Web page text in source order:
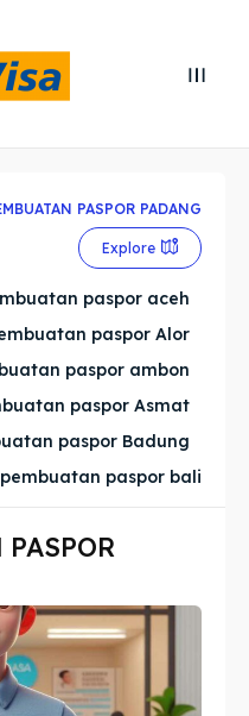
Cari
Cari
PASPOR PADANG
Explore
paspor aceh
paspor Alor
paspor ambon
paspor Asmat
paspor Badung
paspor bali